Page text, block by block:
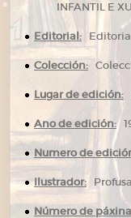
INFANTIL E
Editorial:
Colección:
Lugar de edición:
Ano de edición:
Numero de
Ilustrador:
Número de